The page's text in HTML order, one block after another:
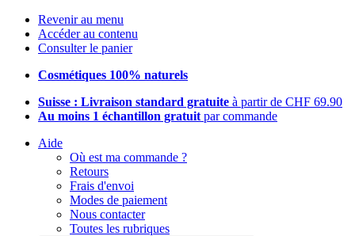
Revenir au menu
Accéder au contenu
Consulter le panier
Cosmétiques 100% naturels
Suisse : Livraison standard gratuite à partir de CHF 69.90
Au moins 1 échantillon gratuit par commande
Aide
Où est ma commande ?
Retours
Frais d'envoi
Modes de paiement
Nous contacter
Toutes les rubriques